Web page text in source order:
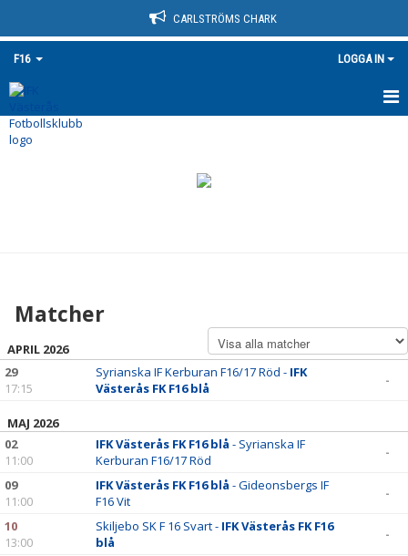
CARLSTRÖMS CHARK
F16 LOGGA IN
HEM
DOKUMENT
Matcher
APRIL 2026
29
17:15
Syrianska IF Kerburan F16/17 Röd - IFK
Västerås FK F16 blå
-
MAJ 2026
02
11:00
IFK Västerås FK F16 blå - Syrianska IF
Kerburan F16/17 Röd
-
09
11:00
IFK Västerås FK F16 blå - Gideonsbergs IF
F16 Vit
-
10
13:00
Skiljebo SK F 16 Svart - IFK Västerås FK F16
blå
-